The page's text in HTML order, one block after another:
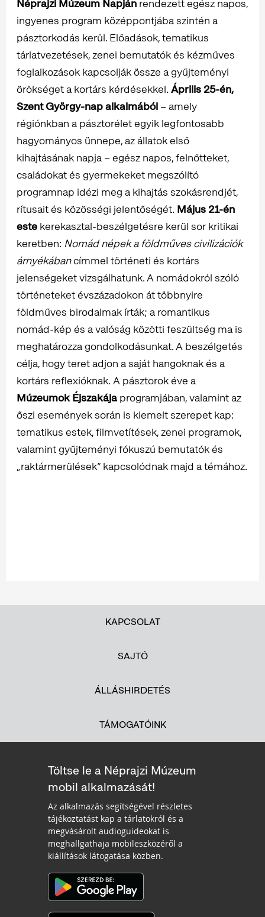
Néprajzi Múzeum Napján rendezett egész napos,
ingyenes program középpontjába szintén a
pásztorkodás kerül. Előadások, tematikus
tárlatvezetések, zenei bemutatók és kézműves
foglalkozások kapcsolják össze a gyűjteményi
örökséget a kortárs kérdésekkel. Április 25-én,
Szent György-nap alkalmából – amely
régiónkban a pásztorélet egyik legfontosabb
hagyományos ünnepe, az állatok első
kihajtásának napja – egész napos, felnőtteket,
családokat és gyermekeket megszólító
programnap idézi meg a kihajtás szokásrendjét,
rítusait és közösségi jelentőségét. Május 21-én
este kerekasztal-beszélgetésre kerül sor kritikai
keretben: Nomád népek a földműves civilizációk
árnyékábancímmel történeti és kortárs
jelenségeket vizsgálhatunk. A nomádokról szóló
történeteket évszázadokon át többnyire
földműves birodalmak írták; a romantikus
nomád-kép és a valóság közötti feszültség ma is
meghatározza gondolkodásunkat. A beszélgetés
célja, hogy teret adjon a saját hangoknak és a
kortárs reflexióknak. A pásztorok éve a
Múzeumok Éjszakája programjában, valamint az
őszi események során is kiemelt szerepet kap:
tematikus estek, filmvetítések, zenei programok,
valamint gyűjteményi fókuszú bemutatók és
„raktármerülések” kapcsolódnak majd a témához.
KAPCSOLAT
SAJTÓ
ÁLLÁSHIRDETÉS
TÁMOGATÓINK
Töltse le a Néprajzi Múzeum
mobil alkalmazását!
Az alkalmazás segítségével részletes
tájékoztatást kap a tárlatokról és a
megvásárolt audioguideokat is
meghallgathaja mobileszközéről a
kiállítások látogatása közben.